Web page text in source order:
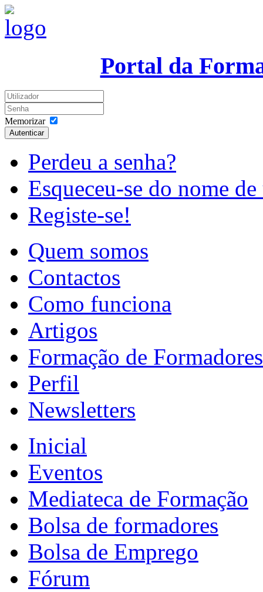
Portal da
Memorizar
Autenticar
Perdeu a senha?
Esqueceu-se do nome
Registe-se!
Quem somos
Contactos
Como funciona
Artigos
Formação de Formadores
Perfil
Newsletters
Inicial
Eventos
Mediateca de Formação
Bolsa de formadores
Bolsa de Emprego
Fórum